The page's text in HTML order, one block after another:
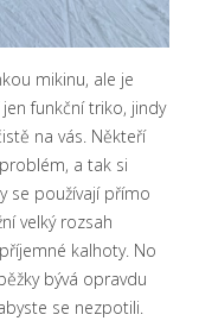
mikinu, ale je
funkční triko, jindy
na vás. Někteří
a tak si
se používají přímo
velký rozsah
kalhoty. No
bývá opravdu
se nezpotili.